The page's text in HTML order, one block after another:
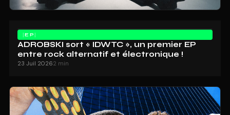
EP
ADROBSKI sort « IDWTC », un premier EP
entre rock alternatif et électronique !
23 Juil 20262 min